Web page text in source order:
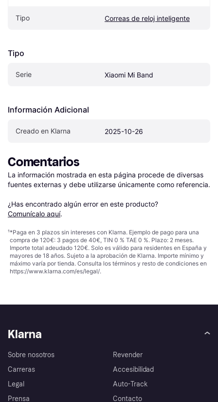
Tipo Correas de reloj inteligente
Tipo
Serie Xiaomi Mi Band
Información Adicional
Creado en Klarna 2025-10-26
Comentarios
La información mostrada en esta página procede de diversas
fuentes externas y debe utilizarse únicamente como referencia.
¿Has encontrado algún error en este producto?
Comunícalo aquí.
¹*Paga en 3 plazos sin intereses con Klarna. Ejemplo de pago para una
compra de 120€: 3 pagos de 40€, TIN 0 % TAE 0 %. Plazo: 2 meses.
Importe total adeudado 120€. Solo es válido para residentes en España y
mayores de 18 años. Sujeto a la aprobación de Klarna. Importe mínimo y
máximo varía por tienda. Consulta los términos y resto de condiciones en
https://www.klarna.com/es/legal/.
Klarna
Sobre nosotros
Carreras
Legal
Prensa
Revender
Accesibilidad
Auto-Track
Contacto